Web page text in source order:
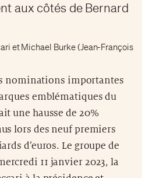
aux côtés de Bernard
et Michael Burke (Jean-François
nominations importantes
emblématiques du
une hausse de 20%
lors des neuf premiers
d’euros. Le groupe de
11 janvier 2023, la